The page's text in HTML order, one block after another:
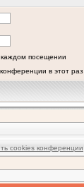
каждом посещении
в этот раз
cookies конференции